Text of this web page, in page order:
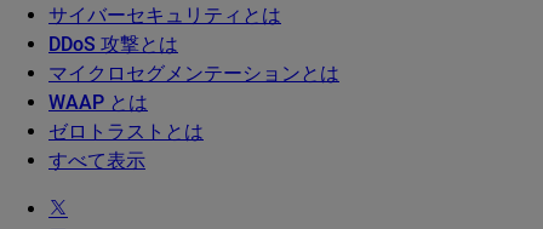
サイバーセキュリティとは
DDoS 攻撃とは
マイクロセグメンテーションとは
WAAP とは
ゼロトラストとは
すべて表示